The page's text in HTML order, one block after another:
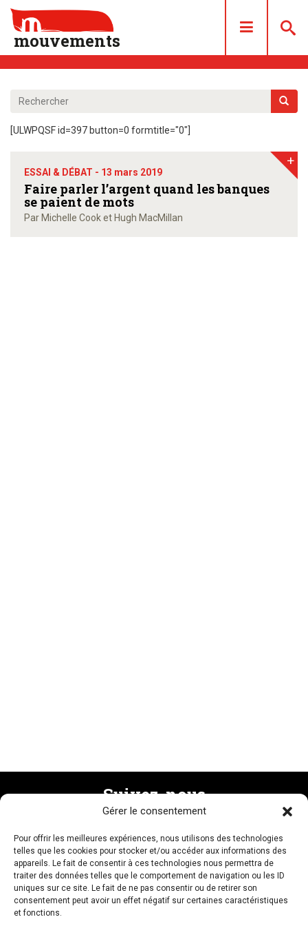
Gérer le consentement
Pour offrir les meilleures expériences, nous utilisons des technologies
telles que les cookies pour stocker et/ou accéder aux informations des
appareils. Le fait de consentir à ces technologies nous permettra de
traiter des données telles que le comportement de navigation ou les ID
uniques sur ce site. Le fait de ne pas consentir ou de retirer son
consentement peut avoir un effet négatif sur certaines caractéristiques
et fonctions.
mouvements
LES NUMÉROS
ACHAT/ABONNEMENT
CONTACT
[ULWPQSF id=397 button=0 formtitle="0"]
ESSAI & DÉBAT - 13 mars 2019
Faire parler l’argent quand les banques
se paient de mots
Par Michelle Cook et Hugh MacMillan
+
Suivez-nous
Recevez la newsletter